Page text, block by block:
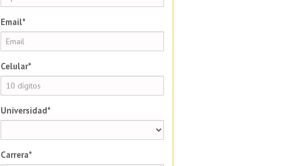
Email*
Celular*
Universidad*
Carrera*